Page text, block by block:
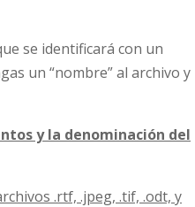
se identificará con un
un “nombre” al archivo y
y la denominación del
.rtf, .jpeg, .tif, .odt, y